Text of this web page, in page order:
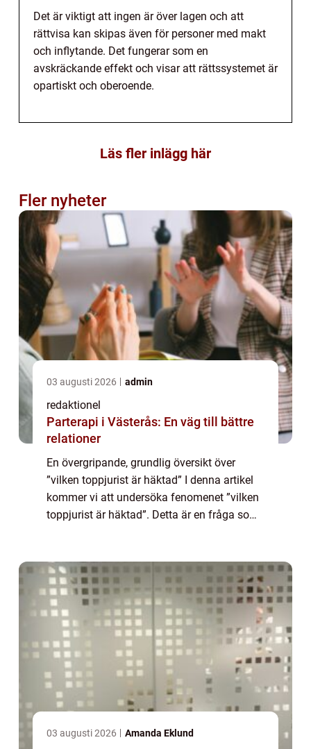
Det är viktigt att ingen är över lagen och att
rättvisa kan skipas även för personer med makt
och inflytande. Det fungerar som en
avskräckande effekt och visar att rättssystemet är
opartiskt och oberoende.
Läs fler inlägg här
Fler nyheter
03 augusti 2026 admin
redaktionel
Parterapi i Västerås: En väg till bättre
relationer
En övergripande, grundlig översikt över
”vilken toppjurist är häktad” I denna artikel
kommer vi att undersöka fenomenet ”vilken
toppjurist är häktad”. Detta är en fråga som
03 augusti 2026 Amanda Eklund